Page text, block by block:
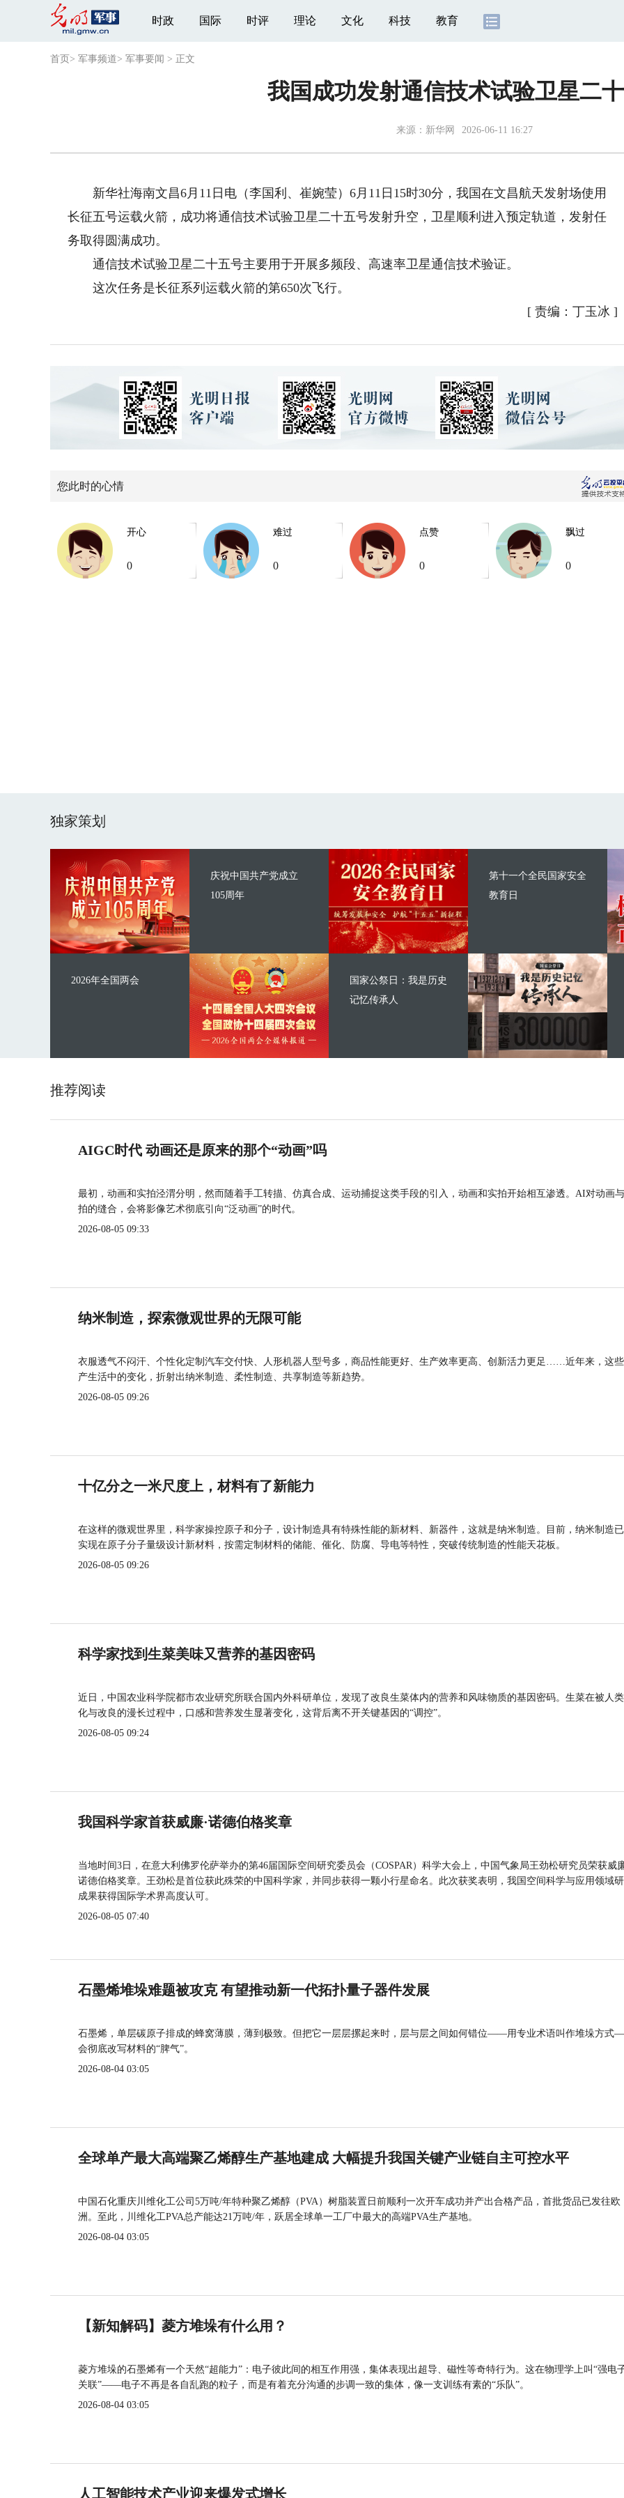
时政 国际 时评 理论 文化 科技 教育
首页 > 军事频道> 军事要闻 > 正文
我国成功发射通信技术试验卫星二
来源： 新华网 2026-06-11 16:27
新华社海南文昌6月11日电（李国利、崔婉莹）6月11日15时30分，我国在文昌航天发射场使用
长征五号运载火箭，成功将通信技术试验卫星二十五号发射升空，卫星顺利进入预定轨道，发射任
务取得圆满成功。
通信技术试验卫星二十五号主要用于开展多频段、高速率卫星通信技术验证。
这次任务是长征系列运载火箭的第650次飞行。
[ 责编：丁玉冰 ]
您此时的心情
开心
0
难过
0
点赞
0
飘过
0
独家策划
庆祝中国共产党成立
105周年
2026年全国两会
第十一个全民国家安全
教育日
国家公祭日：我是历史
记忆传承人
推荐阅读
AIGC时代 动画还是原来的那个“动画”吗
最初，动画和实拍泾渭分明，然而随着手工转描、仿真合成、运动捕捉这类手段的引入，动画和实拍开始相互渗透。AI对动画
拍的缝合，会将影像艺术彻底引向“泛动画”的时代。
2026-08-05 09:33
纳米制造，探索微观世界的无限可能
衣服透气不闷汗、个性化定制汽车交付快、人形机器人型号多，商品性能更好、生产效率更高、创新活力更足……近年来，这
产生活中的变化，折射出纳米制造、柔性制造、共享制造等新趋势。
2026-08-05 09:26
十亿分之一米尺度上，材料有了新能力
在这样的微观世界里，科学家操控原子和分子，设计制造具有特殊性能的新材料、新器件，这就是纳米制造。目前，纳米制造
实现在原子分子量级设计新材料，按需定制材料的储能、催化、防腐、导电等特性，突破传统制造的性能天花板。
2026-08-05 09:26
科学家找到生菜美味又营养的基因密码
近日，中国农业科学院都市农业研究所联合国内外科研单位，发现了改良生菜体内的营养和风味物质的基因密码。生菜在被人
化与改良的漫长过程中，口感和营养发生显著变化，这背后离不开关键基因的“调控”。
2026-08-05 09:24
我国科学家首获威廉·诺德伯格奖章
当地时间3日，在意大利佛罗伦萨举办的第46届国际空间研究委员会（COSPAR）科学大会上，中国气象局王劲松研究员荣获威
诺德伯格奖章。王劲松是首位获此殊荣的中国科学家，并同步获得一颗小行星命名。此次获奖表明，我国空间科学与应用领域
成果获得国际学术界高度认可。
2026-08-05 07:40
石墨烯堆垛难题被攻克 有望推动新一代拓扑量子器件发展
石墨烯，单层碳原子排成的蜂窝薄膜，薄到极致。但把它一层层摞起来时，层与层之间如何错位——用专业术语叫作堆垛方
会彻底改写材料的“脾气”。
2026-08-04 03:05
全球单产最大高端聚乙烯醇生产基地建成 大幅提升我国关键产业链自主可控水平
中国石化重庆川维化工公司5万吨/年特种聚乙烯醇（PVA）树脂装置日前顺利一次开车成功并产出合格产品，首批货品已发往欧
洲。至此，川维化工PVA总产能达21万吨/年，跃居全球单一工厂中最大的高端PVA生产基地。
2026-08-04 03:05
【新知解码】菱方堆垛有什么用？
菱方堆垛的石墨烯有一个天然“超能力”：电子彼此间的相互作用强，集体表现出超导、磁性等奇特行为。这在物理学上叫“强电
关联”——电子不再是各自乱跑的粒子，而是有着充分沟通的步调一致的集体，像一支训练有素的“乐队”。
2026-08-04 03:05
人工智能技术产业迎来爆发式增长